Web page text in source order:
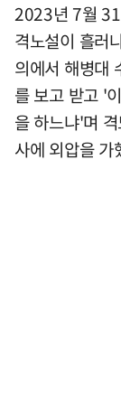
2023년 7월 31
격노설이 흘러
의에서 해병대
를 보고 받고 '
을 하느냐'며
사에 외압을 가